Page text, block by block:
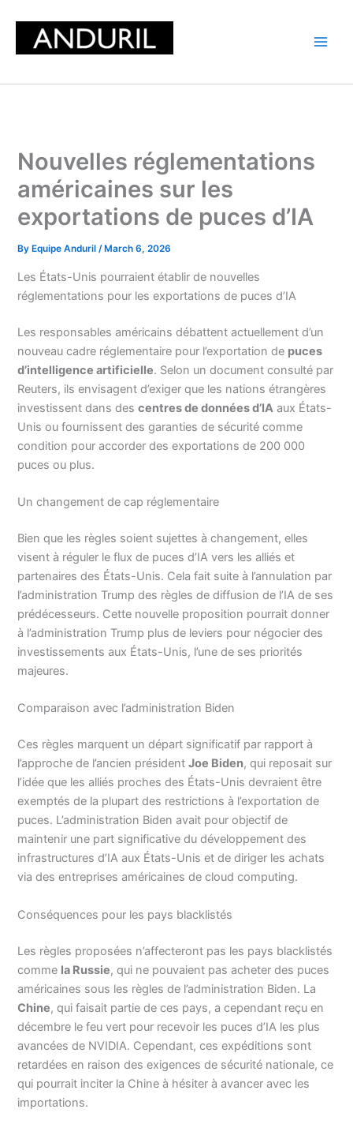
content
Nouvelles réglementations
américaines sur les
exportations de puces d’IA
By Equipe Anduril/ March 6, 2026
Les États-Unis pourraient établir de nouvelles
réglementations pour les exportations de puces d’IA
Les responsables américains débattent actuellement d’un
nouveau cadre réglementaire pour l’exportation de puces
d’intelligence artificielle. Selon un document consulté par
Reuters, ils envisagent d’exiger que les nations étrangères
investissent dans descentres de données d’IA aux États-
Unis ou fournissent des garanties de sécurité comme
condition pour accorder des exportations de 200 000
puces ou plus.
Un changement de cap réglementaire
Bien que les règles soient sujettes à changement, elles
visent à réguler le flux de puces d’IA vers les alliés et
partenaires des États-Unis. Cela fait suite à l’annulation par
l’administration Trump des règles de diffusion de l’IA de ses
prédécesseurs. Cette nouvelle proposition pourrait donner
à l’administration Trump plus de leviers pour négocier des
investissements aux États-Unis, l’une de ses priorités
majeures.
Comparaison avec l’administration Biden
Ces règles marquent un départ significatif par rapport à
l’approche de l’ancien présidentJoe Biden, qui reposait sur
l’idée que les alliés proches des États-Unis devraient être
exemptés de la plupart des restrictions à l’exportation de
puces. L’administration Biden avait pour objectif de
maintenir une part significative du développement des
infrastructures d’IA aux États-Unis et de diriger les achats
via des entreprises américaines de cloud computing.
Conséquences pour les pays blacklistés
Les règles proposées n’affecteront pas les pays blacklistés
comme la Russie, qui ne pouvaient pas acheter des puces
américaines sous les règles de l’administration Biden. La
Chine, qui faisait partie de ces pays, a cependant reçu en
décembre le feu vert pour recevoir les puces d’IA les plus
avancées de NVIDIA. Cependant, ces expéditions sont
retardées en raison des exigences de sécurité nationale, ce
qui pourrait inciter la Chine à hésiter à avancer avec les
importations.